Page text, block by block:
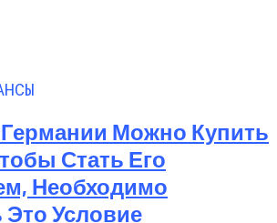
Можно Купить
Стать Его
Необходимо
Условие